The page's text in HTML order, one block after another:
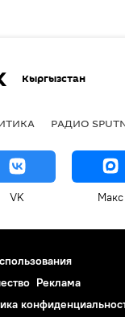
Кыргызстан
РАДИО
VK Макс
Реклама